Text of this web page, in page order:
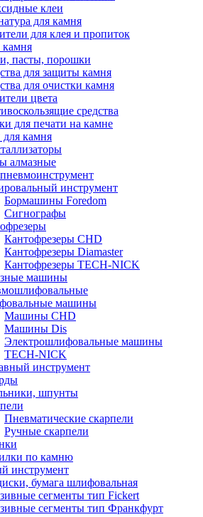
клеи
для камня
для клея и пропиток
пасты, порошки
для защиты камня
для очистки камня
цвета
средства
для печати на камне
камня
алмазные
инструмент
Бормашины Foredom
Сигнографы
Кантофрезеры CHD
Кантофрезеры Diamaster
Кантофрезеры TECH-NICK
машины
машины
Машины CHD
Машины Dis
Электрошлифовальные машины
TECH-NICK
инструмент
шпунты
Пневматические скарпели
Ручные скарпели
по камню
инструмент
бумага шлифовальная
сегменты тип Fickert
сегменты тип Франкфурт